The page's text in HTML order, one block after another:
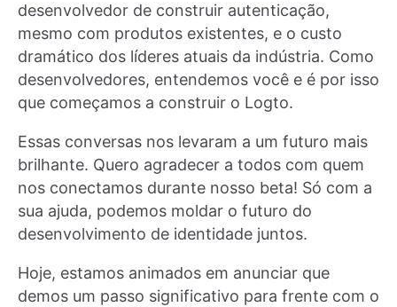
desenvolvedor de construir autenticação,
mesmo com produtos existentes, e o custo
dramático dos líderes atuais da indústria. Como
desenvolvedores, entendemos você e é por isso
que começamos a construir o Logto.
Essas conversas nos levaram a um futuro mais
brilhante. Quero agradecer a todos com quem
nos conectamos durante nosso beta! Só com a
sua ajuda, podemos moldar o futuro do
desenvolvimento de identidade juntos.
Hoje, estamos animados em anunciar que
demos um passo significativo para frente com o